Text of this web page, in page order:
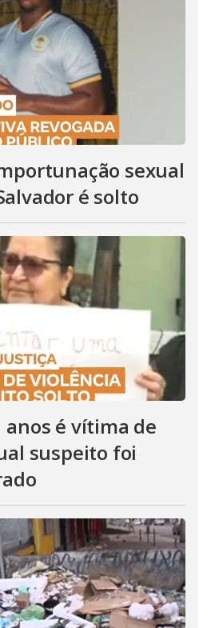
sexual
é solto
anos é vítima de
suspeito foi